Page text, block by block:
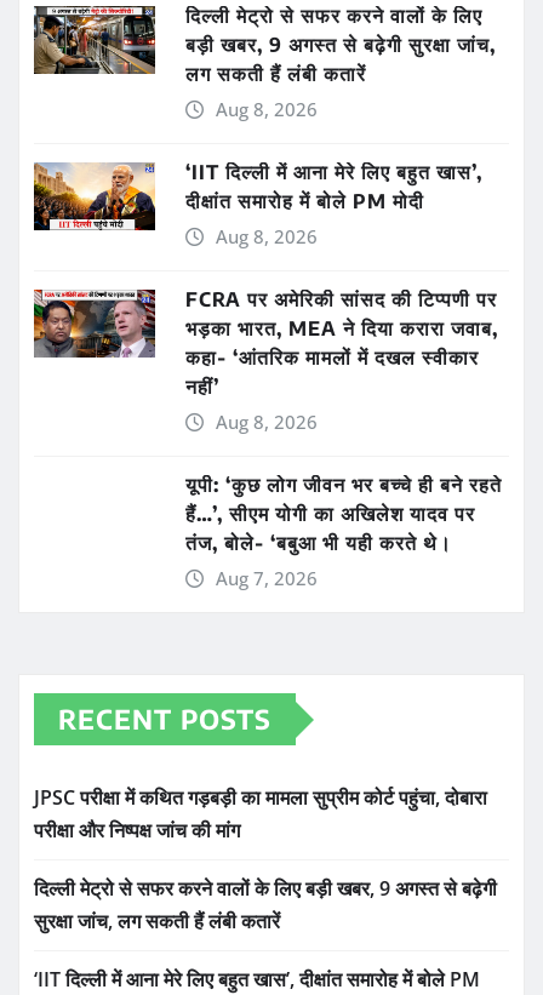
दिल्ली मेट्रो से सफर करने वालों के लिए
बड़ी खबर, 9 अगस्त से बढ़ेगी सुरक्षा जांच,
लग सकती हैं लंबी कतारें
Aug 8, 2026
‘IIT दिल्ली में आना मेरे लिए बहुत खास’,
दीक्षांत समारोह में बोले PM मोदी
Aug 8, 2026
FCRA पर अमेरिकी सांसद की टिप्पणी पर
भड़का भारत, MEA ने दिया करारा जवाब,
कहा- ‘आंतरिक मामलों में दखल स्वीकार
नहीं’
Aug 8, 2026
यूपी: ‘कुछ लोग जीवन भर बच्चे ही बने रहते
हैं…’, सीएम योगी का अखिलेश यादव पर
तंज, बोले- ‘बबुआ भी यही करते थे।
Aug 7, 2026
RECENT POSTS
JPSC परीक्षा में कथित गड़बड़ी का मामला सुप्रीम कोर्ट पहुंचा, दोबारा
परीक्षा और निष्पक्ष जांच की मांग
दिल्ली मेट्रो से सफर करने वालों के लिए बड़ी खबर, 9 अगस्त से बढ़ेगी
सुरक्षा जांच, लग सकती हैं लंबी कतारें
‘IIT दिल्ली में आना मेरे लिए बहुत खास’, दीक्षांत समारोह में बोले PM